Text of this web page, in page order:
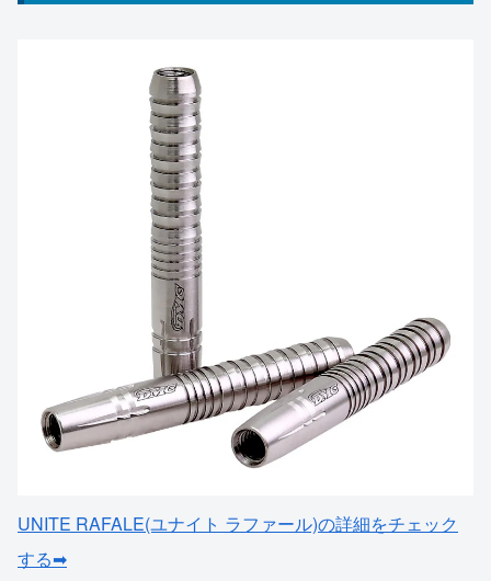
UNITE RAFALE(ユナイト ラファール)の詳細をチェック
する➡